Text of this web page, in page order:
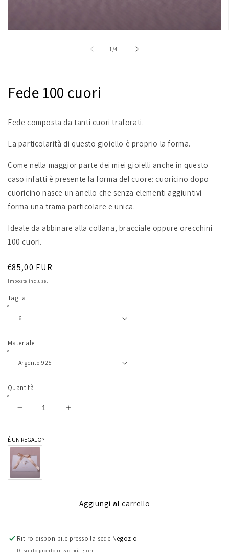
1 /
su4
Fede 100 cuori
Fede composta da tanti cuori traforati.
La particolarità di questo gioiello è proprio la forma.
Come nella maggior parte dei miei gioielli anche in questo
caso infatti è presente la forma del cuore: cuoricino dopo
cuoricino nasce un anello che senza elementi aggiuntivi
forma una trama particolare e unica.
Ideale da abbinare alla collana, bracciale oppure orecchini
100 cuori.
Prezzo
di
€85,00 EUR
Imposte incluse.
Taglia
Materiale
Quantità
Diminuisci
Fede
100
cuori
Aumenta
É UN REGALO?
Aggiungi al carrello
Ritiro disponibile presso la sede Negozio
Di solito pronto in 5 o più giorni